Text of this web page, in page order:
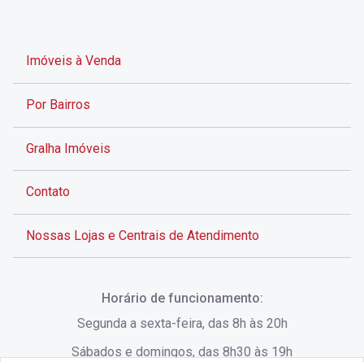
Imóveis à Venda
Por Bairros
Gralha Imóveis
Contato
Nossas Lojas e Centrais de Atendimento
Horário de funcionamento:
Segunda a sexta-feira, das 8h às 20h
Sábados e domingos, das 8h30 às 19h